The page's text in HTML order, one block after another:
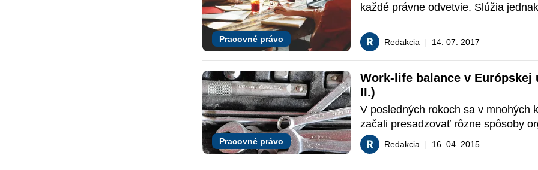
Pracovné právo
každé právne odvetvie. Slúžia
právnych vzťahov a súčasne aj ako
prostriedok na ich aplikáciu v
Redakcia 14. 07. 2017
Pracovné právo
Work-life balance v Európskej
II.)
V posledných rokoch sa v mnohých
začali presadzovať rôzne spôsoby
práce a pracovného času. Kratšia
pracovného času sa uplatňuje vo
členských štátoch EÚ. V rámci
Redakcia 16. 04. 2015